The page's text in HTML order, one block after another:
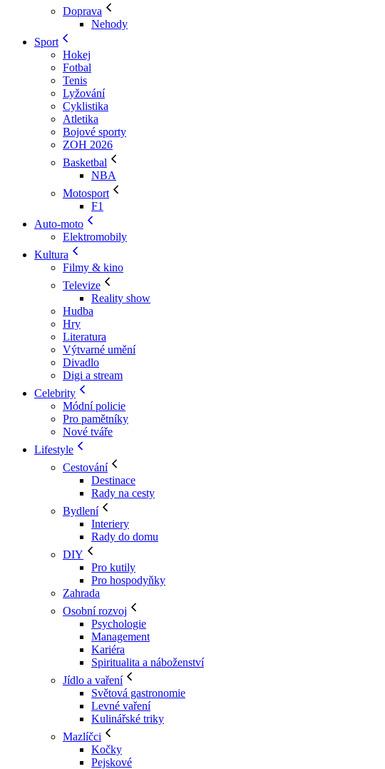
Doprava
Nehody
Sport
Hokej
Fotbal
Tenis
Lyžování
Cyklistika
Atletika
Bojové sporty
ZOH 2026
Basketbal
NBA
Motosport
F1
Auto-moto
Elektromobily
Kultura
Filmy & kino
Televize
Reality show
Hudba
Hry
Literatura
Výtvarné umění
Divadlo
Digi a stream
Celebrity
Módní policie
Pro pamětníky
Nové tváře
Lifestyle
Cestování
Destinace
Rady na cesty
Bydlení
Interiery
Rady do domu
DIY
Pro kutily
Pro hospodyňky
Zahrada
Osobní rozvoj
Psychologie
Management
Kariéra
Spiritualita a náboženství
Jídlo a vaření
Světová gastronomie
Levné vaření
Kulinářské triky
Mazlíčci
Kočky
Pejskové